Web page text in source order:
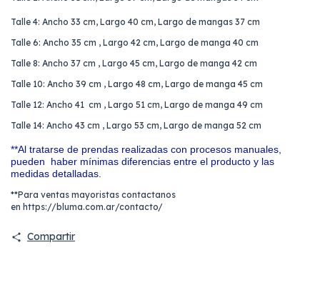
Talle 4: Ancho 33 cm, Largo 40 cm, Largo de mangas 37 cm
Talle 6: Ancho 35 cm , Largo 42 cm, Largo de manga 40 cm
Talle 8: Ancho 37 cm , Largo 45 cm, Largo de manga 42 cm
Talle 10: Ancho 39 cm , Largo 48 cm, Largo de manga 45 cm
Talle 12: Ancho 41 cm , Largo 51 cm, Largo de manga 49 cm
Talle 14: Ancho 43 cm , Largo 53 cm, Largo de manga 52 cm
**Al tratarse de prendas realizadas con procesos manuales,
pueden haber mínimas diferencias entre el producto y las
medidas detalladas.
**Para ventas mayoristas contactanos
en https://bluma.com.ar/contacto/
Compartir